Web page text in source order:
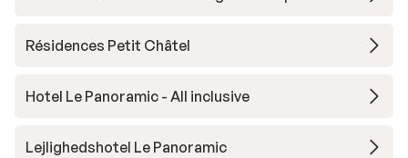
Résidences Petit Châtel
Hotel Le Panoramic - All inclusive
Lejlighedshotel Le Panoramic